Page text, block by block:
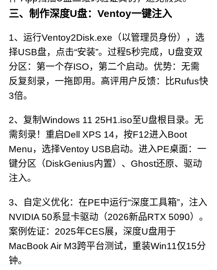
三、制作深度U盘：Ventoy一键注入
1、运行Ventoy2Disk.exe（以管理员身份），选
择USB盘，点击“安装”。过程5秒完成，U盘变双
分区：第一个存ISO，第二个启动。优势：无需
反复刻录，一拖即用。高评用户反馈：比Rufus快
3倍。
2、复制Windows 11 25H1.iso至U盘根目录。无
需刻录！重启Dell XPS 14，按F12进入Boot
Menu，选择Ventoy USB启动。进入PE桌面：一
键分区（DiskGenius内置）、Ghost还原、驱动
注入。
3、自定义优化：在PE中运行“深度工具箱”，注入
NVIDIA 50系显卡驱动（2026新品RTX 5090）。
案例佐证：2025年CES展，深度U盘用于
MacBook Air M3跨平台测试，重装Win11仅15分
钟。